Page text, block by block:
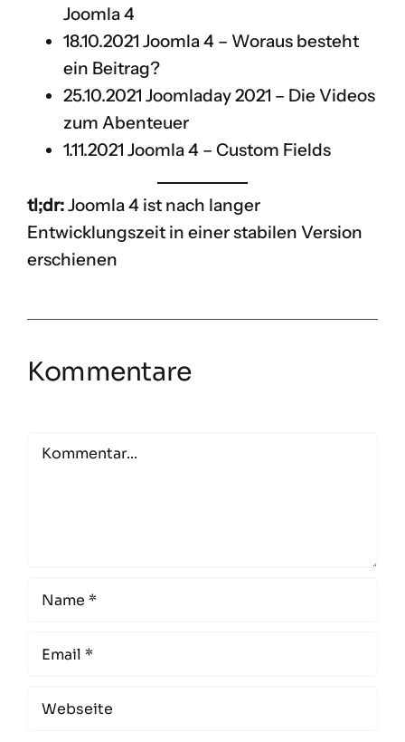
Joomla 4
18.10.2021 Joomla 4 – Woraus besteht
ein Beitrag?
25.10.2021 Joomladay 2021 – Die Videos
zum Abenteuer
1.11.2021 Joomla 4 – Custom Fields
tl;dr:Joomla 4 ist nach langer
Entwicklungszeit in einer stabilen Version
erschienen
Kommentare
Comment